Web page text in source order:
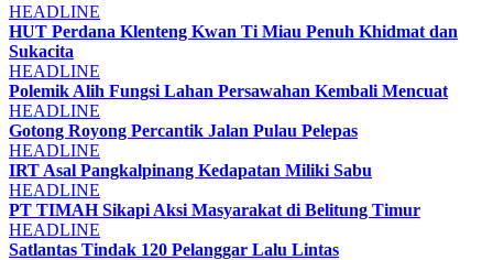
HEADLINE
HUT Perdana Klenteng Kwan Ti Miau Penuh Khidmat dan
Sukacita
HEADLINE
Polemik Alih Fungsi Lahan Persawahan Kembali Mencuat
HEADLINE
Gotong Royong Percantik Jalan Pulau Pelepas
HEADLINE
IRT Asal Pangkalpinang Kedapatan Miliki Sabu
HEADLINE
PT TIMAH Sikapi Aksi Masyarakat di Belitung Timur
HEADLINE
Satlantas Tindak 120 Pelanggar Lalu Lintas